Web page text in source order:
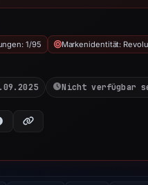
1/95 Markenidentität:
Nicht verfügbar